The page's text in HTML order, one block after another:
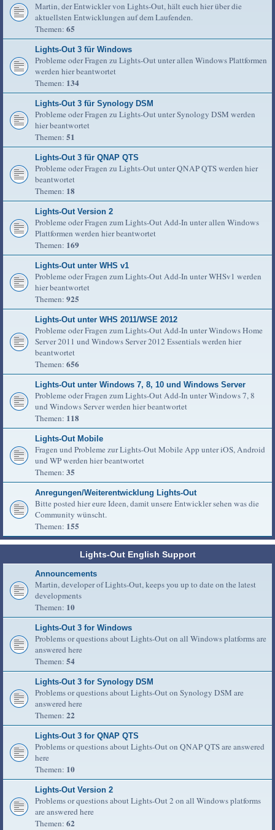
Martin, der Entwickler von Lights-Out, hält euch hier über die
aktuellsten Entwicklungen auf dem Laufenden.
Themen: 65
Lights-Out 3 für Windows
Probleme oder Fragen zu Lights-Out unter allen Windows Plattformen
werden hier beantwortet
Themen: 134
Lights-Out 3 für Synology DSM
Probleme oder Fragen zu Lights-Out unter Synology DSM werden
hier beantwortet
Themen: 51
Lights-Out 3 für QNAP QTS
Probleme oder Fragen zu Lights-Out unter QNAP QTS werden hier
beantwortet
Themen: 18
Lights-Out Version 2
Probleme oder Fragen zum Lights-Out Add-In unter allen Windows
Plattformen werden hier beantwortet
Themen: 169
Lights-Out unter WHS v1
Probleme oder Fragen zum Lights-Out Add-In unter WHSv1 werden
hier beantwortet
Themen: 925
Lights-Out unter WHS 2011/WSE 2012
Probleme oder Fragen zum Lights-Out Add-In unter Windows Home
Server 2011 und Windows Server 2012 Essentials werden hier
beantwortet
Themen: 656
Lights-Out unter Windows 7, 8, 10 und Windows Server
Probleme oder Fragen zum Lights-Out Add-In unter Windows 7, 8
und Windows Server werden hier beantwortet
Themen: 118
Lights-Out Mobile
Fragen und Probleme zur Lights-Out Mobile App unter iOS, Android
und WP werden hier beantwortet
Themen: 35
Anregungen/Weiterentwicklung Lights-Out
Bitte posted hier eure Ideen, damit unsere Entwickler sehen was die
Community wünscht.
Themen: 155
Lights-Out English Support
Announcements
Martin, developer of Lights-Out, keeps you up to date on the latest
developments
Themen: 10
Lights-Out 3 for Windows
Problems or questions about Lights-Out on all Windows platforms are
answered here
Themen: 54
Lights-Out 3 for Synology DSM
Problems or questions about Lights-Out on Synology DSM are
answered here
Themen: 22
Lights-Out 3 for QNAP QTS
Problems or questions about Lights-Out on QNAP QTS are answered
here
Themen: 10
Lights-Out Version 2
Problems or questions about Lights-Out 2 on all Windows platforms
are answered here
Themen: 62